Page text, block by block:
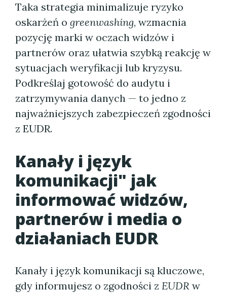
Taka strategia minimalizuje ryzyko
oskarżeń o greenwashing, wzmacnia
pozycję marki w oczach widzów i
partnerów oraz ułatwia szybką reakcję w
sytuacjach weryfikacji lub kryzysu.
Podkreślaj gotowość do audytu i
zatrzymywania danych — to jedno z
najważniejszych zabezpieczeń zgodności
z EUDR.
Kanały i język
komunikacji" jak
informować widzów,
partnerów i media o
działaniach EUDR
Kanały i język komunikacji są kluczowe,
gdy informujesz o zgodności z EUDR w